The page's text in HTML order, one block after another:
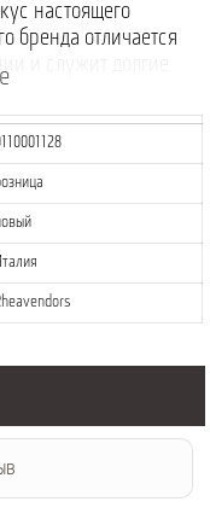
настоящего
бренда отличается
и служит долгие